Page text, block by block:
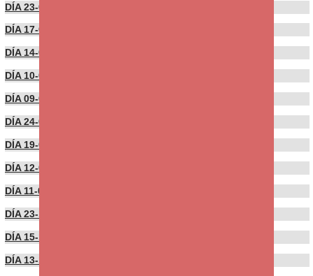
DÍA 23-02-2022
DÍA 17-02-2022
DÍA 14-02-2022
DÍA 10-02-2022
DÍA 09-02-2022
DÍA 24-01-2022
DÍA 19-01-2022
DÍA 12-01-2022
DÍA 11-01-2022
DÍA 23-12-2021
DÍA 15-12-2021
DÍA 13-12-2021